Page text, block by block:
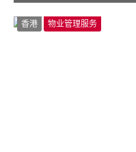
香港 物业管理服务